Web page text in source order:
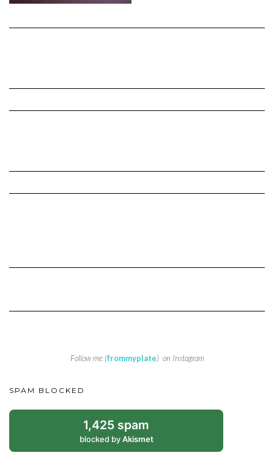
Follow me (frommyplate) on Instagram
SPAM BLOCKED
1,425 spam
blocked byAkismet